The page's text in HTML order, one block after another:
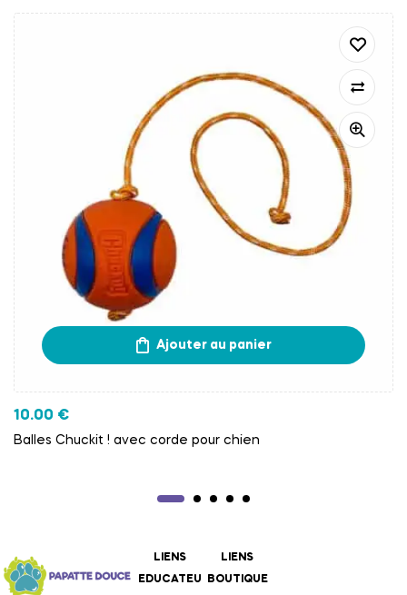
Ajouter au panier
10.00 €
Balles Chuckit ! avec corde pour chien
LIENS
EDUCATEU
LIENS
BOUTIQUE